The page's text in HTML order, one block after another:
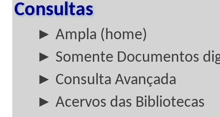
Consultas
► Ampla (home)
► Somente Documentos
► Consulta Avançada
► Acervos das Bibliotecas